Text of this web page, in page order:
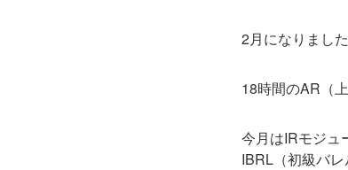
2月になりました
18時間のAR（
今月はIRモジュ
IBRL（初級バ